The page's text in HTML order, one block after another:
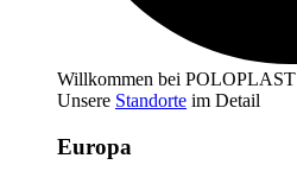
Willkommen bei POLOPLAST
Unsere Standorte im Detail
Europa